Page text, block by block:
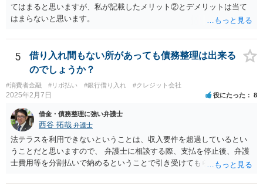
てはまると思いますが、私が記載したメリット②とデメリットは当て
はまらないと思います。
5
借り入れ間もない所があっても債務整理は出来る
のでしょうか？
#消費者金融 #リボ払い #銀行借り入れ #クレジット会社
2025年2月7日 役にたった 8
借金・債務整理に強い弁護士
西谷 拓哉 弁護士
法テラスを利用できないということは、収入要件を超過しているとい
うことだと思いますので、 弁護士に相談する際、支払を停止後、弁護
士費用等を分割払いで納めるということで引き受けてもらえないか確
は、負債が拡大するだけになるのでお勧めできませんが あとは、相談